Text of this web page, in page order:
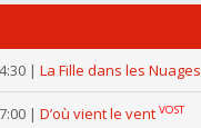
| La Fille dans les Nuages
| D’où vient le vent VOST